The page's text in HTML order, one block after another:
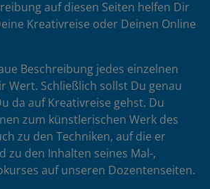
auf diesen Seiten helfen Dir
Kreativreise oder Deinen Online
Beschreibung jedes einzelnen
Wert. Schließlich sollst Du genau
da auf Kreativreise gehst. Du
zum künstlerischen Werk des
zu den Techniken, auf die er
zu den Inhalten seines Mal-,
auf unseren Dozentenseiten.